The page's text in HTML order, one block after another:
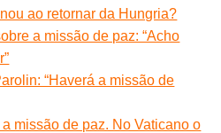
ao retornar da Hungria?
a missão de paz: “Acho
“Haverá a missão de
missão de paz. No Vaticano o